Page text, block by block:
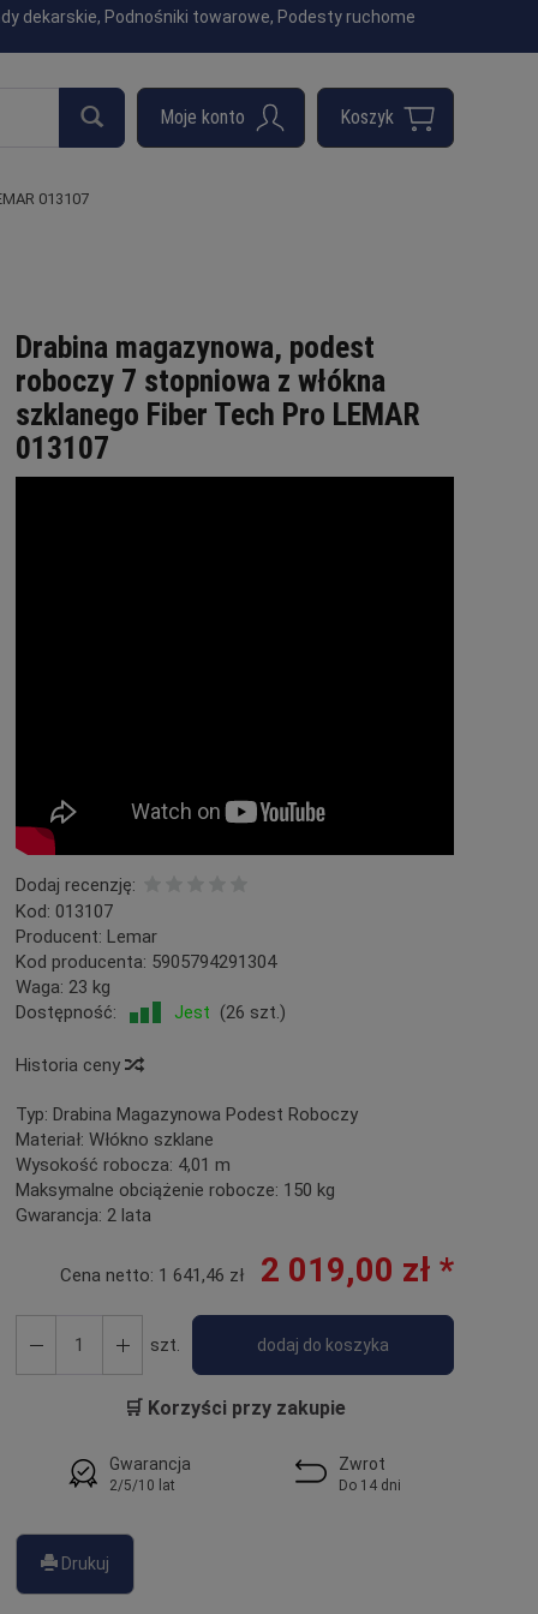
dekarskie, Podnośniki towarowe, Podesty ruchome
013107
Drabina magazynowa, podest
roboczy 7 stopniowa z włókna
szklanego Fiber Tech Pro LEMAR
013107
Dodaj recenzję:
Kod: 013107
Producent: Lemar
Kod producenta: 5905794291304
Waga: 23 kg
Dostępność:
Jest (26 szt.)
Historia ceny
Typ: Drabina Magazynowa Podest Roboczy
Materiał: Włókno szklane
Wysokość robocza: 4,01 m
Maksymalne obciążenie robocze: 150 kg
Gwarancja: 2 lata
Cena netto: 1 641,46 zł 2 019,00 zł *
szt. dodaj do koszyka
🛒 Korzyści przy zakupie
Gwarancja
2/5/10 lat
Zwrot
Do 14 dni
Drukuj